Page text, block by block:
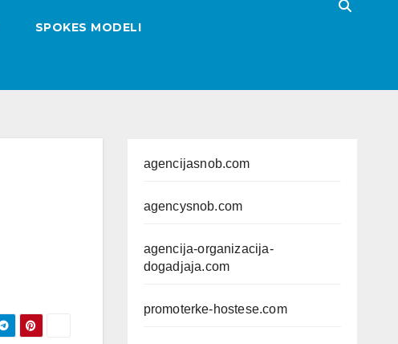
SPOKES MODELI
agencijasnob.com
agencysnob.com
agencija-organizacija-
dogadjaja.com
promoterke-hostese.com